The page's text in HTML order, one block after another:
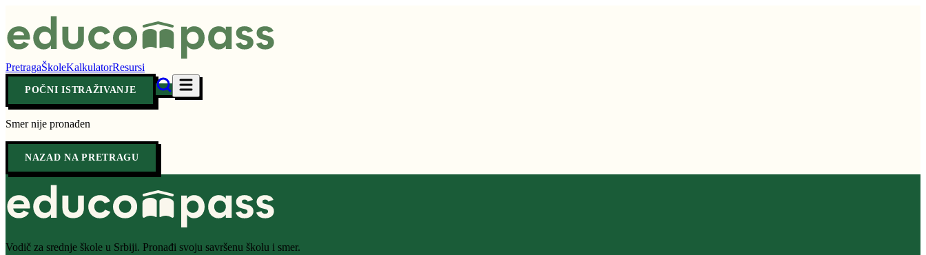
PretragaŠkoleKalkulatorResursi
POČNI ISTRAŽIVANJE
Smer nije pronađen
NAZAD NA PRETRAGU
Vodič za srednje škole u Srbiji. Pronađi svoju savršenu školu i smer.